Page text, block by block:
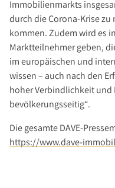
Immobilienmarkts
durch die Corona-Krise
kommen. Zudem wird es
Marktteilnehmer geben,
im europäischen und
wissen – auch nach den
hoher Verbindlichkeit
bevölkerungsseitig“.
Die gesamte DAVE-
https://www.dave-